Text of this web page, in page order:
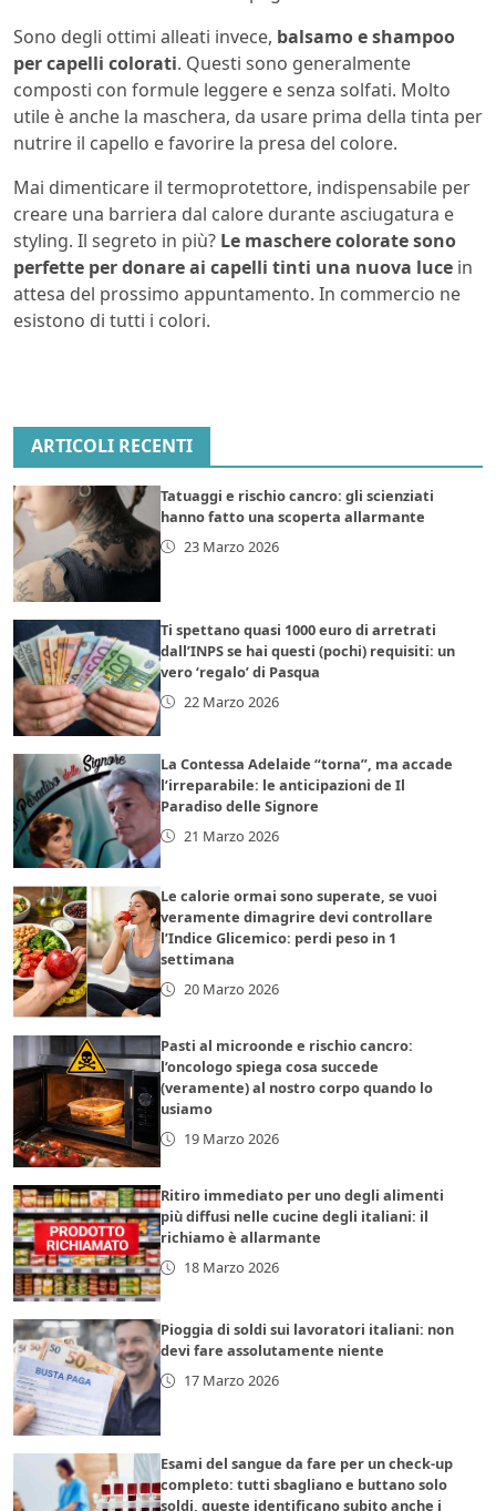
Sono degli ottimi alleati invece, balsamo e shampoo
per capelli colorati. Questi sono generalmente
composti con formule leggere e senza solfati. Molto
utile è anche la maschera, da usare prima della tinta per
nutrire il capello e favorire la presa del colore.
Mai dimenticare il termoprotettore, indispensabile per
creare una barriera dal calore durante asciugatura e
styling. Il segreto in più? Le maschere colorate sono
perfette per donare ai capelli tinti una nuova luce in
attesa del prossimo appuntamento. In commercio ne
esistono di tutti i colori.
ARTICOLI RECENTI
Tatuaggi e rischio cancro: gli scienziati
hanno fatto una scoperta allarmante
23 Marzo 2026
Ti spettano quasi 1000 euro di arretrati
dall’INPS se hai questi (pochi) requisiti: un
vero ‘regalo’ di Pasqua
22 Marzo 2026
La Contessa Adelaide “torna”, ma accade
l’irreparabile: le anticipazioni de Il
Paradiso delle Signore
21 Marzo 2026
Le calorie ormai sono superate, se vuoi
veramente dimagrire devi controllare
l’Indice Glicemico: perdi peso in 1
settimana
20 Marzo 2026
Pasti al microonde e rischio cancro:
l’oncologo spiega cosa succede
(veramente) al nostro corpo quando lo
usiamo
19 Marzo 2026
Ritiro immediato per uno degli alimenti
più diffusi nelle cucine degli italiani: il
richiamo è allarmante
18 Marzo 2026
Pioggia di soldi sui lavoratori italiani: non
devi fare assolutamente niente
17 Marzo 2026
Esami del sangue da fare per un check-up
completo: tutti sbagliano e buttano solo
soldi, queste identificano subito anche i